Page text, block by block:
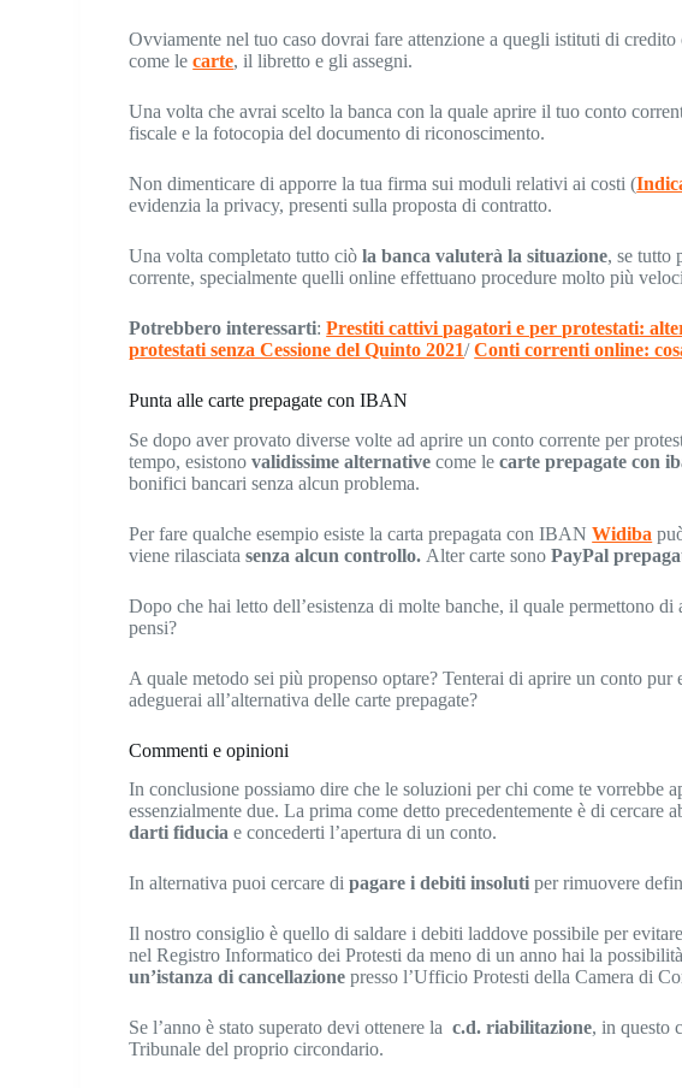
Ovviamente nel tuo caso dovrai fare attenzione a quegli istituti di credito
come lecarte, il libretto e gli assegni.
Una volta che avrai scelto la banca con la quale aprire il tuo conto
fiscale e la fotocopia del documento di riconoscimento.
Non dimenticare di apporre la tua firma sui moduli relativi ai costi (
evidenzia la privacy, presenti sulla proposta di contratto.
Una volta completato tutto ciò la banca valuterà la situazione, se tutto
corrente, specialmente quelli online effettuano procedure molto più
Potrebbero interessarti:Prestiti cattivi pagatori e per protestati:
protestati senza Cessione del Quinto 2021/ Conti correnti online:
Punta alle carte prepagate con IBAN
Se dopo aver provato diverse volte ad aprire un conto corrente per
tempo, esistonovalidissime alternativecome lecarte prepagate con
bonifici bancari senza alcun problema.
Per fare qualche esempio esiste la carta prepagata con IBANWidiba
viene rilasciatasenza alcun controllo. Alter carte sonoPayPal
Dopo che hai letto dell’esistenza di molte banche, il quale permettono
pensi?
A quale metodo sei più propenso optare? Tenterai di aprire un conto pur
adeguerai all’alternativa delle carte prepagate?
Commenti e opinioni
In conclusione possiamo dire che le soluzioni per chi come te vorrebbe
essenzialmente due. La prima come detto precedentemente è di cercare
darti fiducia e concederti l’apertura di un conto.
In alternativa puoi cercare dipagare i debiti insoluti per rimuovere
Il nostro consiglio è quello di saldare i debiti laddove possibile per
nel Registro Informatico dei Protesti da meno di un anno hai la
un’istanza di cancellazione presso l’Ufficio Protesti della Camera di
Se l’anno è stato superato devi ottenere lac.d. riabilitazione, in questo
Tribunale del proprio circondario.